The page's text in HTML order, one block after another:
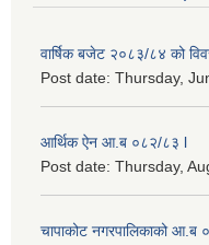
वार्षिक बजेट २०८३/८४ को
Post date: Thursday,
आर्थिक ऐन आ.ब ०८२/८३ l
Post date: Thursday,
चापाकोट नगरपालिकाको आ.ब